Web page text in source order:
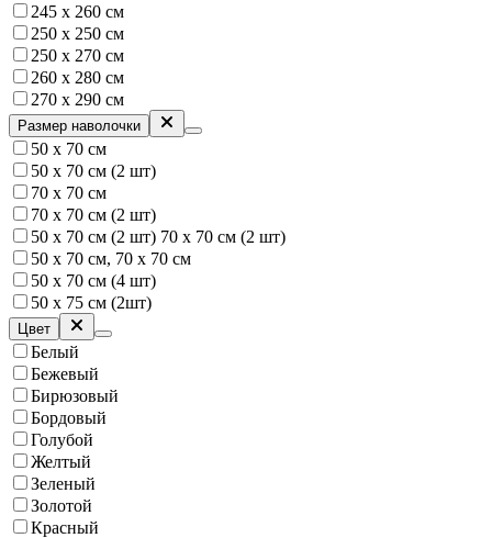
245 х 260 см
250 х 250 см
250 x 270 см
260 х 280 см
270 х 290 см
Размер наволочки
50 х 70 см
50 х 70 см (2 шт)
70 х 70 см
70 х 70 см (2 шт)
50 х 70 см (2 шт) 70 х 70 см (2 шт)
50 х 70 см, 70 х 70 см
50 х 70 см (4 шт)
50 х 75 см (2шт)
Цвет
Белый
Бежевый
Бирюзовый
Бордовый
Голубой
Желтый
Зеленый
Золотой
Красный